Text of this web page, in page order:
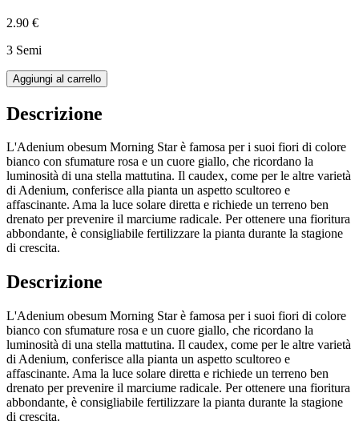
2.90 €
3 Semi
Aggiungi al carrello
Descrizione
L'Adenium obesum Morning Star è famosa per i suoi fiori di colore
bianco con sfumature rosa e un cuore giallo, che ricordano la
luminosità di una stella mattutina. Il caudex, come per le altre varietà
di Adenium, conferisce alla pianta un aspetto scultoreo e
affascinante. Ama la luce solare diretta e richiede un terreno ben
drenato per prevenire il marciume radicale. Per ottenere una fioritura
abbondante, è consigliabile fertilizzare la pianta durante la stagione
di crescita.
Descrizione
L'Adenium obesum Morning Star è famosa per i suoi fiori di colore
bianco con sfumature rosa e un cuore giallo, che ricordano la
luminosità di una stella mattutina. Il caudex, come per le altre varietà
di Adenium, conferisce alla pianta un aspetto scultoreo e
affascinante. Ama la luce solare diretta e richiede un terreno ben
drenato per prevenire il marciume radicale. Per ottenere una fioritura
abbondante, è consigliabile fertilizzare la pianta durante la stagione
di crescita.